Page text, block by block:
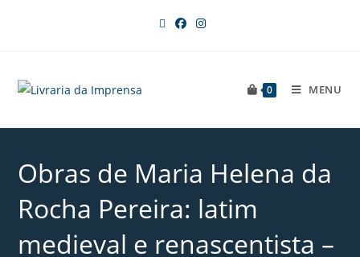
0 MENU
Obras de Maria Helena da
Rocha Pereira: latim
medieval e renascentista –